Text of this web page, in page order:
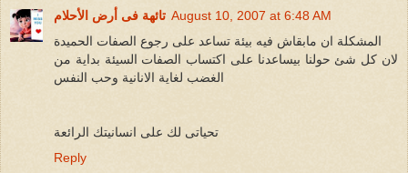
تائهة فى أرض الأحلام August 10, 2007 at 6:48 AM
المشكلة ان مابقاش فيه بيئة تساعد على رجوع الصفات الحميدة
لان كل شئ حولنا بيساعدنا على اكتساب الصفات السيئة بداية من
الغضب لغاية الانانية وحب النفس
تحياتى لك على انسانيتك الرائعة
Reply